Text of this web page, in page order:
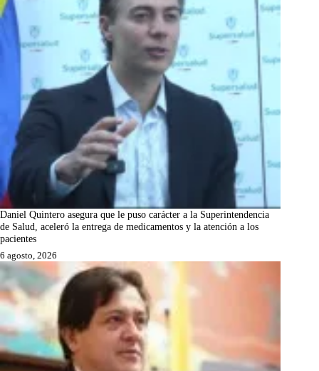
Daniel Quintero asegura que le puso carácter a la Superintendencia
de Salud, aceleró la entrega de medicamentos y la atención a los
pacientes
6 agosto, 2026